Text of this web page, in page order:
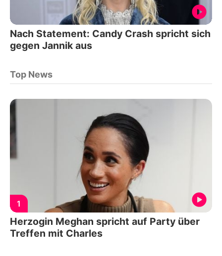
Nach Statement: Candy Crash spricht sich
gegen Jannik aus
Top News
1
Herzogin Meghan spricht auf Party über
Treffen mit Charles